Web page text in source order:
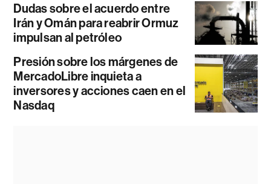
Dudas sobre el acuerdo entre
Irán y Omán para reabrir Ormuz
impulsan al petróleo
Presión sobre los márgenes de
MercadoLibre inquieta a
inversores y acciones caen en el
Nasdaq